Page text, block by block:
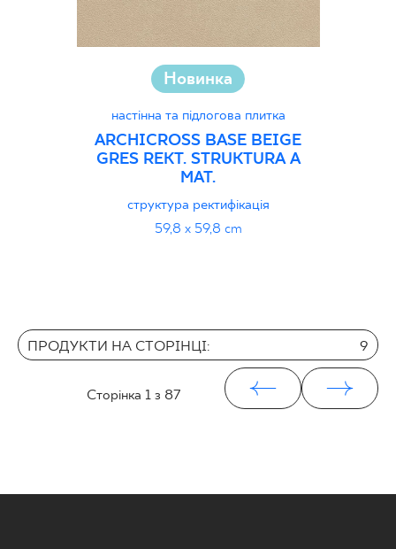
Новинка
настінна та підлогова плитка
ARCHICROSS BASE BEIGE
GRES REKT. STRUKTURA A
MAT.
структура ректифікація
59,8 x 59,8 cm
ПРОДУКТИ НА СТОРІНЦІ: 9
Сторінка 1 з 87